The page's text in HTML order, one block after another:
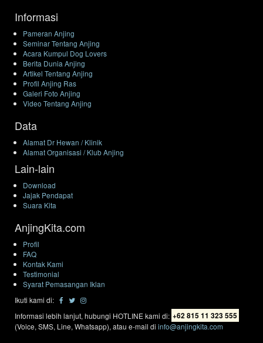
Informasi
Pameran Anjing
Seminar Tentang Anjing
Acara Kumpul Dog Lovers
Berita Dunia Anjing
Artikel Tentang Anjing
Profil Anjing Ras
Galeri Foto Anjing
Video Tentang Anjing
Data
Alamat Dr Hewan / Klinik
Alamat Organisasi / Klub Anjing
Lain-lain
Download
Jajak Pendapat
Suara Kita
AnjingKita.com
Profil
FAQ
Kontak Kami
Testimonial
Syarat Pemasangan Iklan
Ikuti kami di:
Informasi lebih lanjut, hubungi HOTLINE kami di: +62 815 11 323 555
(Voice, SMS, Line, Whatsapp), atau e-mail di info@anjingkita.com